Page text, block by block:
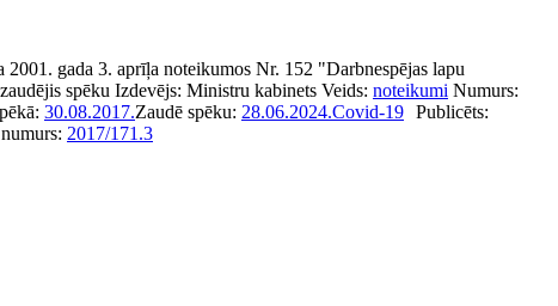
gada 3. aprīļa noteikumos Nr. 152 "Darbnespējas lapu
zaudējis spēku Izdevējs: Ministru kabinets Veids: noteikumi Numurs:
30.08.2017.Zaudē spēku: 28.06.2024.Covid-19 Publicēts:
2017/171.3